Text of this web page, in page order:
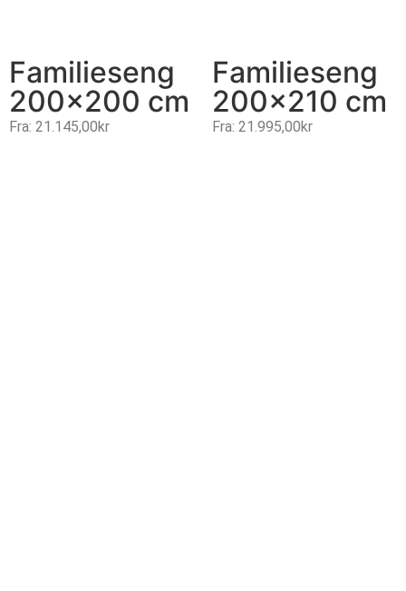
Familieseng
200×200 cm
Fra: 21.145,00kr
Familieseng
200×210 cm
Fra: 21.995,00kr